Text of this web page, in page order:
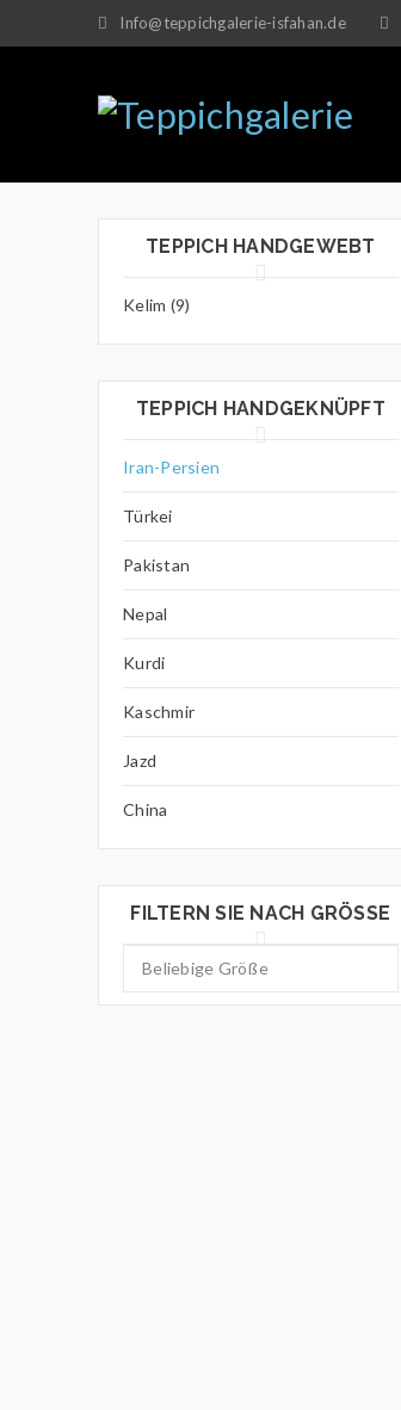
Info@teppichgalerie-isfahan.de
TEPPICH HANDGEWEBT
Kelim (9)
TEPPICH HANDGEKNÜPFT
Iran-Persien
Türkei
Pakistan
Nepal
Kurdi
Kaschmir
Jazd
China
FILTERN SIE NACH GRÖSSE